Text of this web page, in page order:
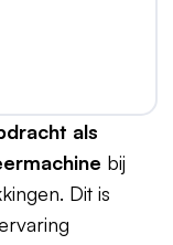
als
bij
Dit is